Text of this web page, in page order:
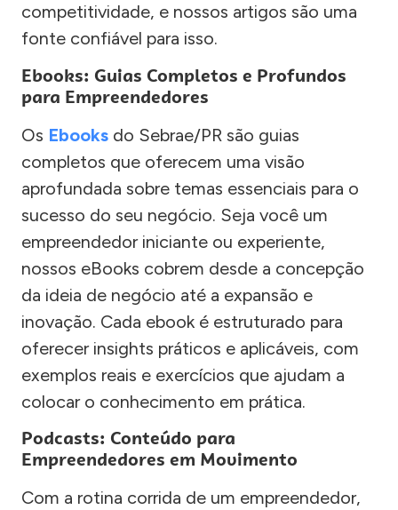
competitividade, e nossos artigos são uma
fonte confiável para isso.
Ebooks: Guias Completos e Profundos
para Empreendedores
Os Ebooks do Sebrae/PR são guias
completos que oferecem uma visão
aprofundada sobre temas essenciais para o
sucesso do seu negócio. Seja você um
empreendedor iniciante ou experiente,
nossos eBooks cobrem desde a concepção
da ideia de negócio até a expansão e
inovação. Cada ebook é estruturado para
oferecer insights práticos e aplicáveis, com
exemplos reais e exercícios que ajudam a
colocar o conhecimento em prática.
Podcasts: Conteúdo para
Empreendedores em Movimento
Com a rotina corrida de um empreendedor,